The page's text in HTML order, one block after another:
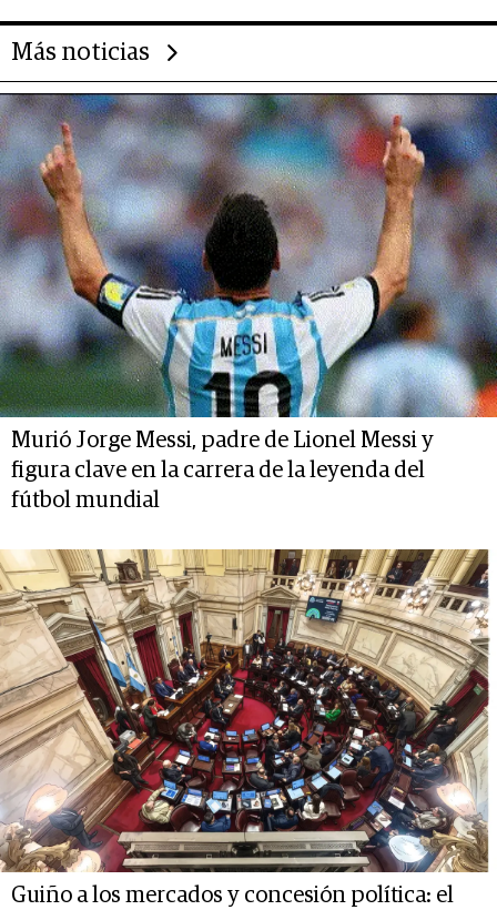
Más noticias
Murió Jorge Messi, padre de Lionel Messi y
figura clave en la carrera de la leyenda del
fútbol mundial
Guiño a los mercados y concesión política: el